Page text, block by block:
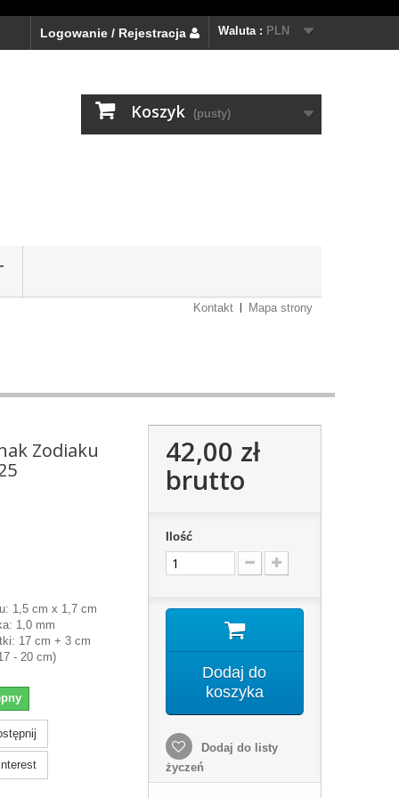
Waluta : PLN
Logowanie / Rejestracja
Koszyk (pusty)
Kontakt Mapa strony
Zodiaku
1,5 cm x 1,7 cm
1,0 mm
17 cm + 3 cm
- 20 cm)
42,00 zł
brutto
Ilość
Dodaj do
koszyka
Dodaj do listy
życzeń